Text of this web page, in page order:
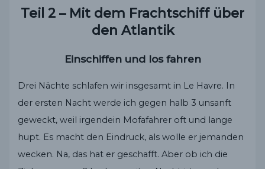
Teil 2 – Mit dem Frachtschiff über
den Atlantik
Einschiffen und los fahren
Drei Nächte schlafen wir insgesamt in Le Havre. In
der ersten Nacht werde ich gegen halb 3 unsanft
geweckt, weil irgendein Mofafahrer oft und lange
hupt. Es macht den Eindruck, als wolle er jemanden
wecken. Na, das hat er geschafft. Aber ob ich die